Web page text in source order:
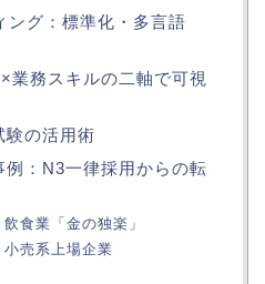
ング：標準化・多言語
業務スキルの二軸で可視
験の活用術
例：N3一律採用からの転
食業「金の独楽」
小売系上場企業